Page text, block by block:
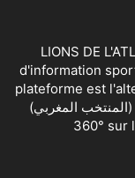
LIONS DE
d'information
plateforme est
(المنتخب المغربي) et de la Botola Pro avec un regard de